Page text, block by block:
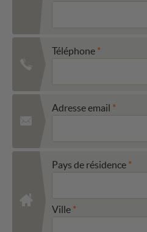
Téléphone
Adresse email
Pays de résidence
Ville